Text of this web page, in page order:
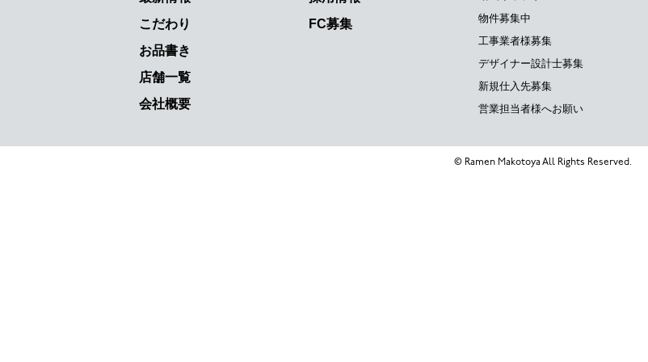
こだわり
お品書き
店舗一覧
会社概要
FC募集
物件募集中
工事業者様募集
デザイナー設計士募集
新規仕入先募集
営業担当者様へお願い
© Ramen Makotoya All Rights Reserved.